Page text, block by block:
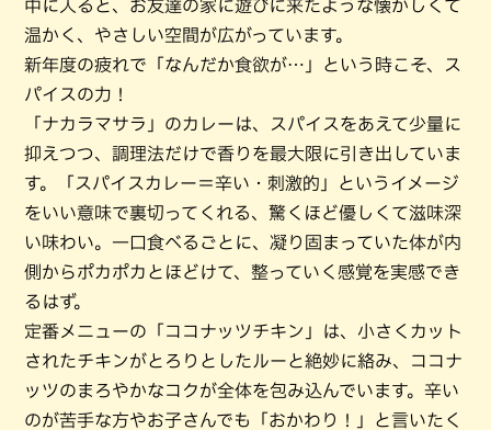
中に入ると、お友達の家に遊びに来たような懐かしくて
温かく、やさしい空間が広がっています。
新年度の疲れで「なんだか食欲が…」という時こそ、ス
パイスの力！
「ナカラマサラ」のカレーは、スパイスをあえて少量に
抑えつつ、調理法だけで香りを最大限に引き出していま
す。「スパイスカレー＝辛い・刺激的」というイメージ
をいい意味で裏切ってくれる、驚くほど優しくて滋味深
い味わい。一口食べるごとに、凝り固まっていた体が内
側からポカポカとほどけて、整っていく感覚を実感でき
るはず。
定番メニューの「ココナッツチキン」は、小さくカット
されたチキンがとろりとしたルーと絶妙に絡み、ココナ
ッツのまろやかなコクが全体を包み込んでいます。辛い
のが苦手な方やお子さんでも「おかわり！」と言いたく